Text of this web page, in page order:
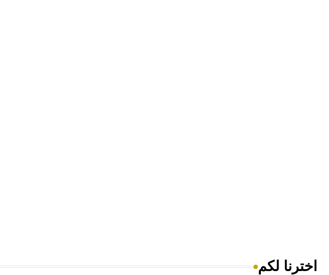
اخترنا لكم